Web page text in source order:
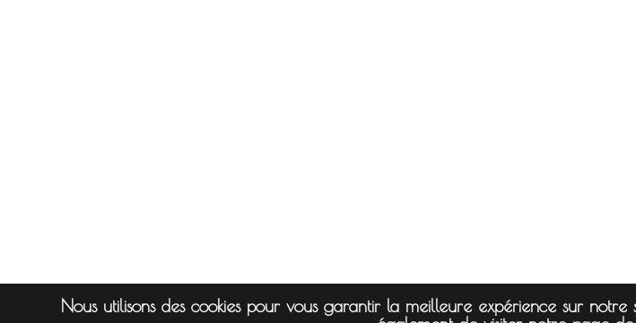
Nous utilisons des cookies pour vous garantir la meilleure expérience sur